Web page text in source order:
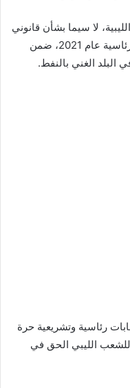
لا سيما بشأن قانوني
الانتخاب، تعذر إجراء انتخابات برلمانية ورئاسية عام 2021، ضمن
البلد الغني بالنفط.
رئاسية وتشريعية حرة
الليبي الحق في